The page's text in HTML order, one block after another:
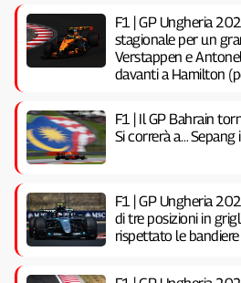
F1 | GP Ungheria
stagionale per un
Verstappen e
davanti a Hamilton
F1 | Il GP Bahrain
Si correrà a…
F1 | GP Ungheria
di tre posizioni in
rispettato le